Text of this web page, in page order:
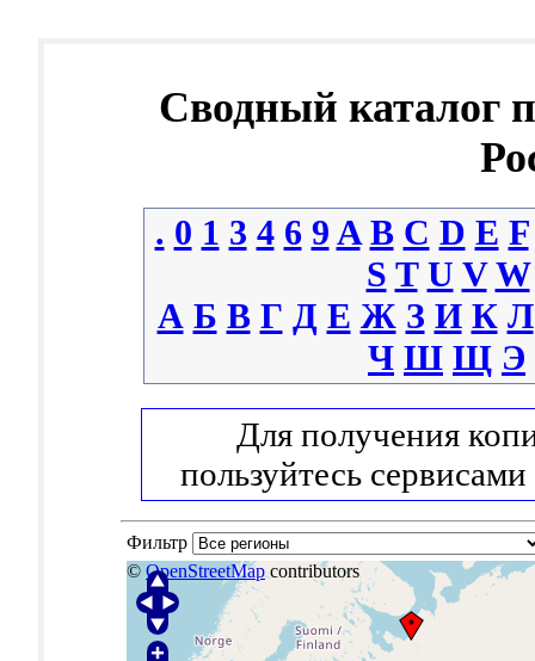
Сводный каталог
. 0 1 3 4 6 9 A B C D E F
S T U V W
А Б В Г Д Е Ж З И К Л
Ч Ш Щ Э
Для получения
пользуйтесь сервисами
Фильтр
© OpenStreetMapcontributors